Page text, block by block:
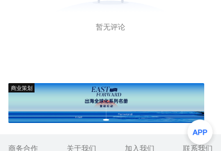
暂无评论
商业策划
商务合作 关于我们 加入我们 联系我们